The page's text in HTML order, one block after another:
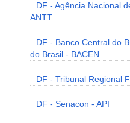
DF - Agência Nacional
ANTT
DF - Banco Central do
do Brasil - BACEN
DF - Tribunal Regional
DF - Senacon - API